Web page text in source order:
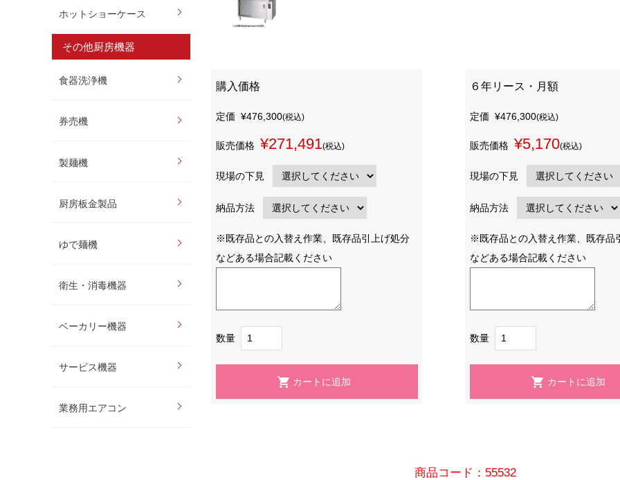
ホットショーケース
その他厨房機器
食器洗浄機
券売機
製麺機
厨房板金製品
ゆで麺機
衛生・消毒機器
ベーカリー機器
サービス機器
業務用エアコン
購入価格
定価 ¥476,300(税込)
販売価格 ¥271,491(税込)
現場の下見
納品方法
※既存品との入替え作業、既存品引上げ処分
などある場合記載ください
数量
６年リース・月額
定価 ¥476,300(税込)
販売価格 ¥5,170(税込)
現場の下見
納品方法
※既存品との入替え作業、既存品
などある場合記載ください
数量
商品コード：55532